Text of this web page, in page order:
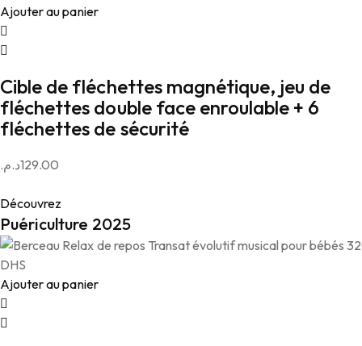
Ajouter au panier
Cible de fléchettes magnétique, jeu de
fléchettes double face enroulable + 6
fléchettes de sécurité
129.00د.م.
Découvrez
Puériculture 2025
Ajouter au panier